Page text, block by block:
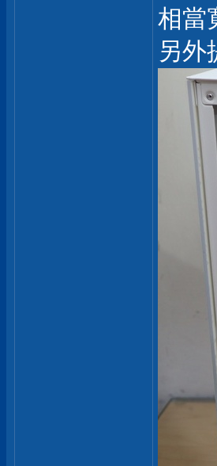
相當
另外